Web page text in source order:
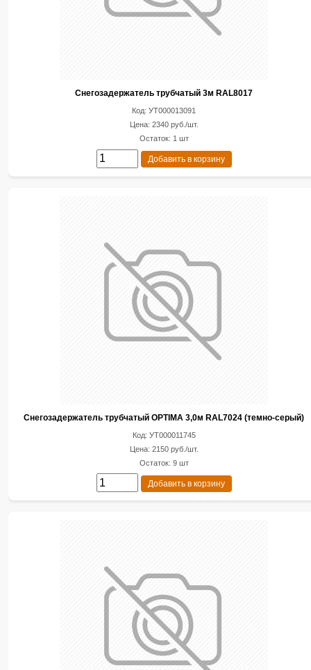
Снегозадержатель трубчатый 3м RAL8017
Код: УТ000013091
Цена: 2340 руб./шт.
Остаток: 1 шт
Добавить в корзину
Снегозадержатель трубчатый OPTIMA 3,0м RAL7024 (темно-серый)
Код: УТ000011745
Цена: 2150 руб./шт.
Остаток: 9 шт
Добавить в корзину